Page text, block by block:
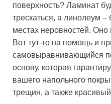
поверхность? Ламинат
трескаться, а линолеум –
местах неровностей. Оно
Вот тут-то на помощь и
самовыравнивающийся
основу, которая
вашего напольного
трещин, а также